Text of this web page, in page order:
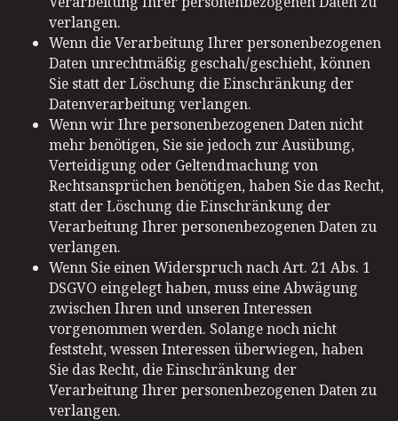
verlangen.
Wenn die Verarbeitung Ihrer personenbezogenen
Daten unrechtmäßig geschah/geschieht, können
Sie statt der Löschung die Einschränkung der
Datenverarbeitung verlangen.
Wenn wir Ihre personenbezogenen Daten nicht
mehr benötigen, Sie sie jedoch zur Ausübung,
Verteidigung oder Geltendmachung von
Rechtsansprüchen benötigen, haben Sie das Recht,
statt der Löschung die Einschränkung der
Verarbeitung Ihrer personenbezogenen Daten zu
verlangen.
Wenn Sie einen Widerspruch nach Art. 21 Abs. 1
DSGVO eingelegt haben, muss eine Abwägung
zwischen Ihren und unseren Interessen
vorgenommen werden. Solange noch nicht
feststeht, wessen Interessen überwiegen, haben
Sie das Recht, die Einschränkung der
Verarbeitung Ihrer personenbezogenen Daten zu
verlangen.